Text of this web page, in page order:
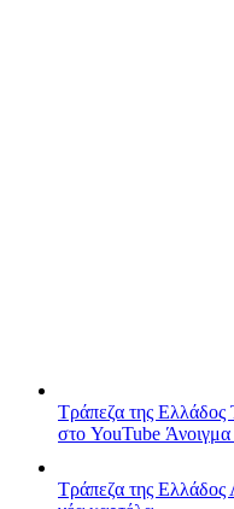
Τράπεζα της Ελλάδος
στο YouTube
Τράπεζα της Ελλάδος